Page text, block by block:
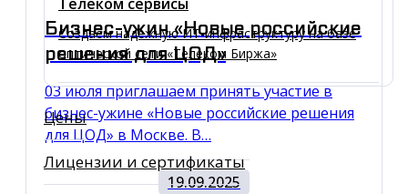
Создаем надежную ИТ-инфраструктуру на базе
оптической сети «Телеком Биржа»
Цены
Лицензии и сертификаты
Бизнес-ужин «Новые российские
решения для ЦОД»
03 июля приглашаем принять участие в
бизнес-ужине «Новые российские решения
для ЦОД» в Москве. В…
19.09.2025